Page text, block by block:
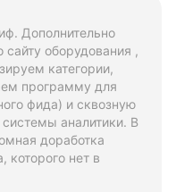
Дополнительно
оборудования ,
категории,
программу для
фида) и сквозную
аналитики. В
доработка
которого нет в